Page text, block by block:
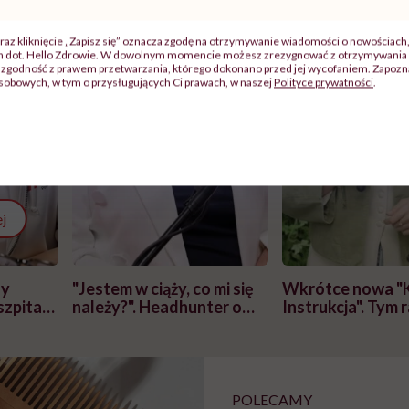
"Jestem w ciąży, co mi się
należy?". Headhunter o
pracy
Wkrótce nowa
Instrukcja". Tym
POLECAMY
kliknięcie „Zapisz się” oznacza zgodę na otrzymywanie wiadomości o
dot. Hello Zdrowie. W dowolnym momencie możesz zrezygnować z
zgodność z prawem przetwarzania, którego dokonano przed jej wycofaniem.
w tym o przysługujących Ci prawach, w naszejPolityce prywatności.